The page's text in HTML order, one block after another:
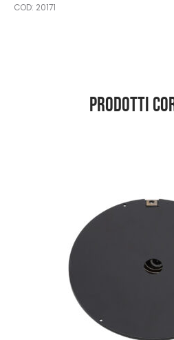
COD: 20171
Prodotti